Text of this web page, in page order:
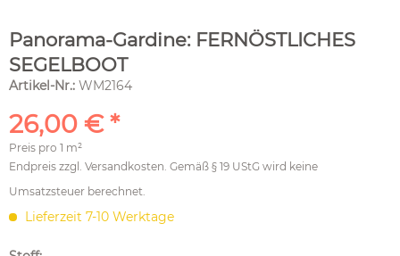
Panorama-Gardine: FERNÖSTLICHES
SEGELBOOT
Artikel-Nr.: WM2164
26,00 € *
Preis pro 1 m²
Endpreis zzgl. Versandkosten. Gemäß § 19 UStG wird keine
Umsatzsteuer berechnet.
Lieferzeit 7-10 Werktage